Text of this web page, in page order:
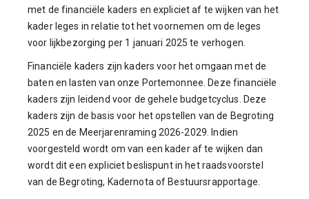
met de financiële kaders en expliciet af te wijken van het
kader leges in relatie tot het voornemen om de leges
voor lijkbezorging per 1 januari 2025 te verhogen.
Financiële kaders zijn kaders voor het omgaan met de
baten en lasten van onze Portemonnee. Deze financiële
kaders zijn leidend voor de gehele budgetcyclus. Deze
kaders zijn de basis voor het opstellen van de Begroting
2025 en de Meerjarenraming 2026-2029. Indien
voorgesteld wordt om van een kader af te wijken dan
wordt dit een expliciet beslispunt in het raadsvoorstel
van de Begroting, Kadernota of Bestuursrapportage.